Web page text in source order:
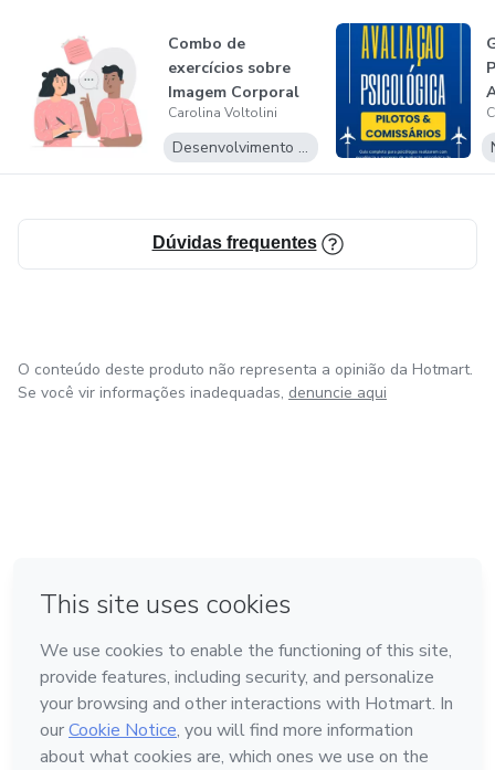
Combo de
exercícios sobre
Imagem Corporal
Carolina Voltolini
Desenvolvimento Pessoal
Dúvidas frequentes
O conteúdo deste produto não representa a opinião da Hotmart.
Se você vir informações inadequadas, denuncie aqui
Feito com ❤ em Bogotá
Conheça a Hotmart